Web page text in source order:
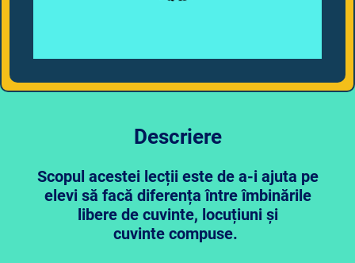
Descriere
Scopul acestei lecții este de a-i ajuta pe
elevi să facă diferența între îmbinările
libere de cuvinte, locuțiuni și
cuvinte compuse.